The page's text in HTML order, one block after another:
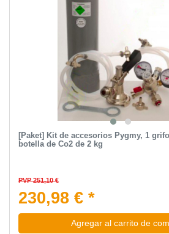
[Paket] Kit de accesorios Pygmy, 1
botella de Co2 de 2 kg
PVP 251,10 €
230,98 € *
Agregar al carrito de